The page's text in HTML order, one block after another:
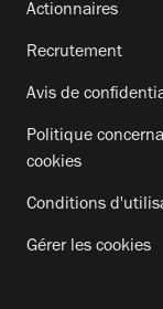
Actionnaires
Recrutement
Avis de
Politique
cookies
Conditions
Gérer les cookies